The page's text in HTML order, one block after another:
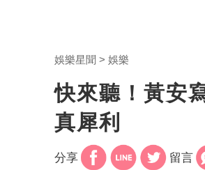
娛樂星聞 娛樂
快來聽！黃安
真犀利
分享 留言